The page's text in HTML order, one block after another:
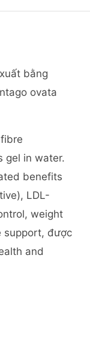
bằng
ovata
gel in water.
benefits
LDL-
weight
support, được
and